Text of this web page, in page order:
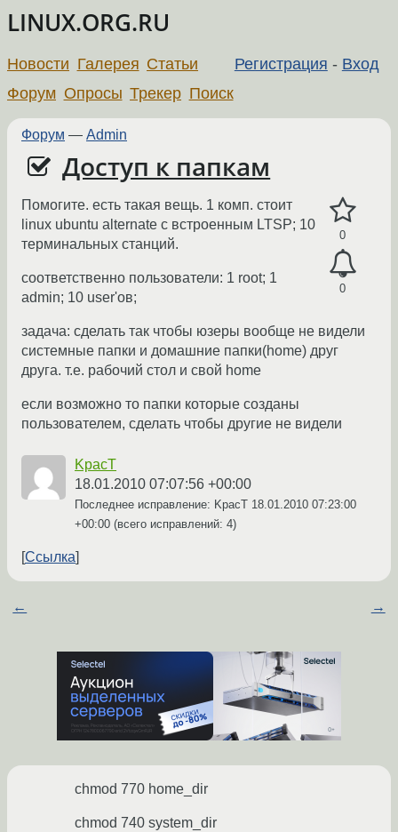
LINUX.ORG.RU
Регистрация - Вход
Новости Галерея Статьи
Форум Опросы Трекер Поиск
Форум — Admin
Доступ к папкам
0
0
Помогите. есть такая вещь. 1 комп. стоит
linux ubuntu alternate с встроенным LTSP; 10
терминальных станций.
соответственно пользователи: 1 root; 1
admin; 10 user'ов;
задача: сделать так чтобы юзеры вообще не видели
системные папки и домашние папки(home) друг
друга. т.е. рабочий стол и свой home
если возможно то папки которые созданы
пользователем, сделать чтобы другие не видели
KpacT
18.01.2010 07:07:56 +00:00
Последнее исправление: KpacT 18.01.2010 07:23:00
+00:00 (всего исправлений: 4)
Ссылка
← →
chmod 770 home_dir
chmod 740 system_dir